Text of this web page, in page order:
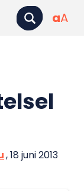
aA
, 18 juni 2013